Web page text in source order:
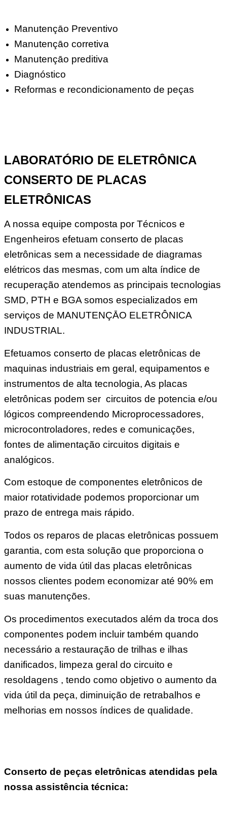
Manutençāo Preventivo
Manutençāo corretiva
Manutençāo preditiva
Diagnóstico
Reformas e recondicionamento de peças
LABORATÓRIO DE ELETRÔNICA
CONSERTO DE PLACAS
ELETRÔNICAS
A nossa equipe composta por Técnicos e
Engenheiros efetuam conserto de placas
eletrônicas sem a necessidade de diagramas
elétricos das mesmas, com um alta índice de
recuperação atendemos as principais tecnologias
SMD, PTH e BGA somos especializados em
serviços de MANUTENÇĀO ELETRÔNICA
INDUSTRIAL.
Efetuamos conserto de placas eletrônicas de
maquinas industriais em geral, equipamentos e
instrumentos de alta tecnologia, As placas
eletrônicas podem ser circuitos de potencia e/ou
lógicos compreendendo Microprocessadores,
microcontroladores, redes e comunicações,
fontes de alimentação circuitos digitais e
analógicos.
Com estoque de componentes eletrônicos de
maior rotatividade podemos proporcionar um
prazo de entrega mais rápido.
Todos os reparos de placas eletrônicas possuem
garantia, com esta solução que proporciona o
aumento de vida útil das placas eletrônicas
nossos clientes podem economizar até 90% em
suas manutenções.
Os procedimentos executados além da troca dos
componentes podem incluir também quando
necessário a restauração de trilhas e ilhas
danificados, limpeza geral do circuito e
resoldagens , tendo como objetivo o aumento da
vida útil da peça, diminuição de retrabalhos e
melhorias em nossos índices de qualidade.
Conserto de peças eletrônicas atendidas pela
nossa assistência técnica: